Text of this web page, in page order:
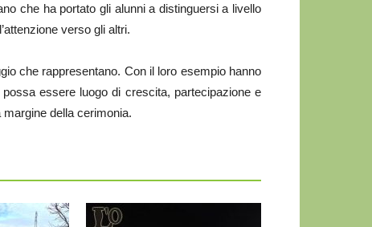
che ha portato gli alunni a distinguersi a livello
verso gli altri.
che rappresentano. Con il loro esempio hanno
essere luogo di crescita, partecipazione e
della cerimonia.